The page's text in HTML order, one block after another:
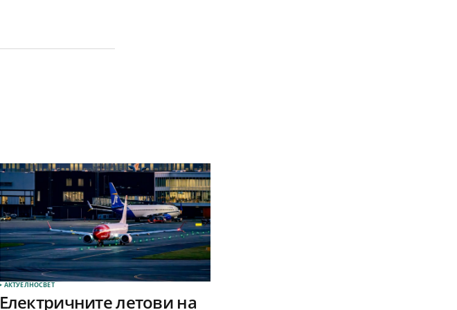
АКТУЕЛНОСВЕТ
Електричните летови на